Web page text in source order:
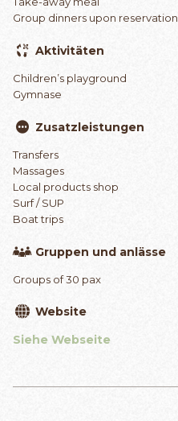
Group dinners upon reservation
Aktivitäten
Children’s playground
Gymnase
Zusatzleistungen
Transfers
Massages
Local products shop
Surf / SUP
Boat trips
Gruppen und anlässe
Groups of 30 pax
Website
Siehe Webseite